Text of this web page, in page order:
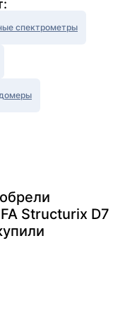
спектрометры
Structurix D7